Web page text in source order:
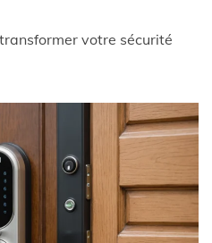
votre sécurité